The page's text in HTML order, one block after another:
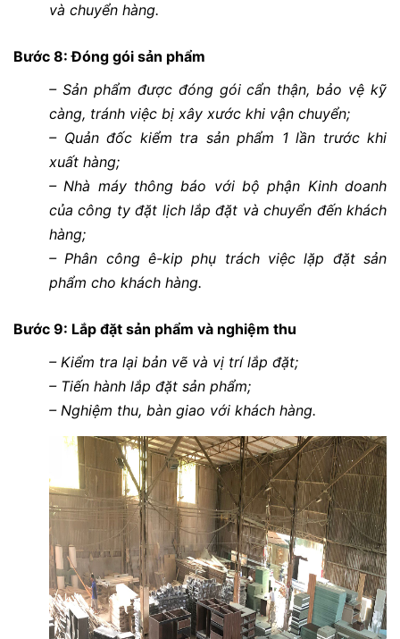
và chuyển hàng.
Bước 8: Đóng gói sản phẩm
– Sản phẩm được đóng gói cẩn thận, bảo vệ kỹ
càng, tránh việc bị xây xước khi vận chuyển;
– Quản đốc kiểm tra sản phẩm 1 lần trước khi
xuất hàng;
– Nhà máy thông báo với bộ phận Kinh doanh
của công ty đặt lịch lắp đặt và chuyển đến khách
hàng;
– Phân công ê-kip phụ trách việc lặp đặt sản
phẩm cho khách hàng.
Bước 9: Lắp đặt sản phẩm và nghiệm thu
– Kiểm tra lại bản vẽ và vị trí lắp đặt;
– Tiến hành lắp đặt sản phẩm;
– Nghiệm thu, bàn giao với khách hàng.